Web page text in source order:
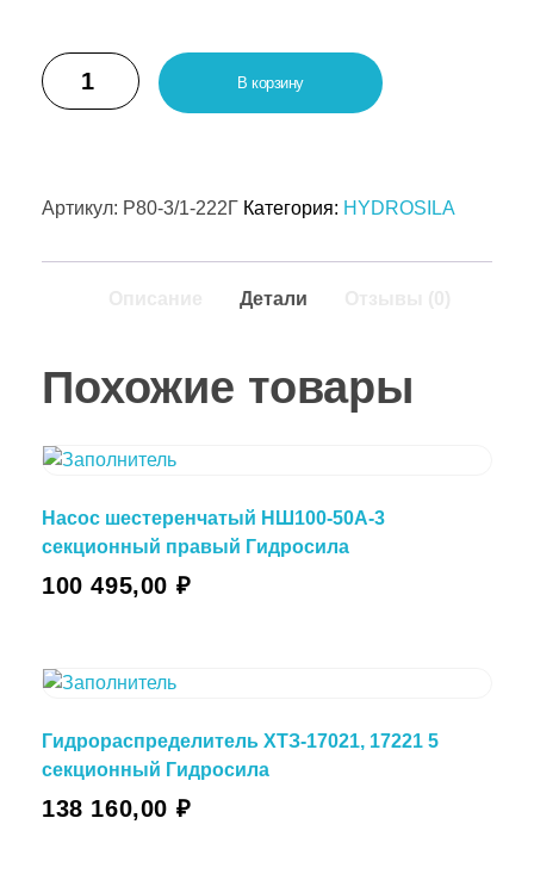
В корзину
Артикул: Р80-3/1-222Г Категория: HYDROSILA
Детали
Похожие товары
Насос шестеренчатый НШ100-50А-3
секционный правый Гидросила
100 495,00 ₽
Гидрораспределитель ХТЗ-17021, 17221 5
секционный Гидросила
138 160,00 ₽